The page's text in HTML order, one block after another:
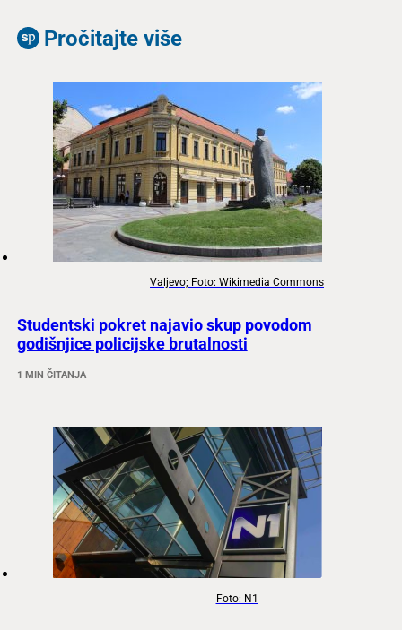
Pročitajte više
Valjevo; Foto: Wikimedia Commons
Studentski pokret najavio skup povodom
godišnjice policijske brutalnosti
1 MIN ČITANJA
Foto: N1